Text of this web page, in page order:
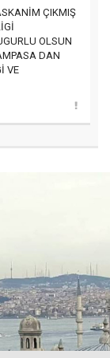
ÇIKMIŞ
OLSUN
DAN
VE